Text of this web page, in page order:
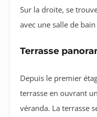
Sur la droite, se
avec une salle de
Terrasse
Depuis le premier
terrasse en ouvrant
véranda. La terrasse